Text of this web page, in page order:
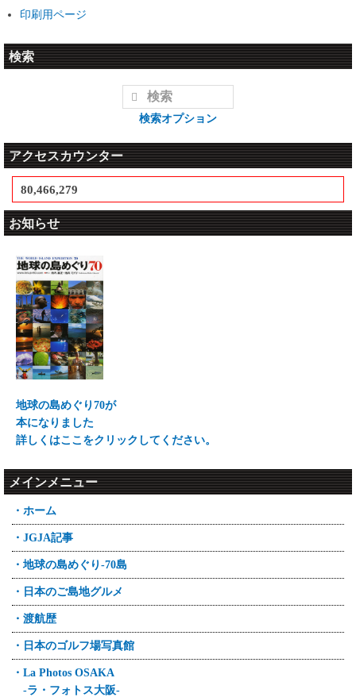
印刷用ページ
検索
検索オプション
アクセスカウンター
80,466,279
お知らせ
地球の島めぐり70が
本になりました
詳しくはここをクリックしてください。
メインメニュー
・ホーム
・JGJA記事
・地球の島めぐり-70島
・日本のご島地グルメ
・渡航歴
・日本のゴルフ場写真館
・La Photos OSAKA
-ラ・フォトス大阪-